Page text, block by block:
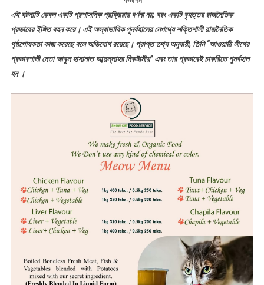
এই ঘটনাটি কেবল একটি প্রশাসনিক প্রক্রিয়ার বর্ণনা নয়, বরং একটি বৃহত্তর রাজনৈতিক
প্রভাবের ইঙ্গিত বহন করে। এই অস্বাভাবিক পুনর্বহালের নেপথ্যে শক্তিশালী রাজনৈতিক
পৃষ্ঠপোষকতা কাজ করেছে বলে অভিযোগ রয়েছে। প্রাপ্ত তথ্য অনুযায়ী, তিনি “আওয়ামী লীগের
প্রভাবশালী নেতা আবুল হাসানাত আব্দুল্লাহর নিকটাত্মীয়” এবং তার প্রভাবেই চাকরিতে পুনর্বহাল
হন ।